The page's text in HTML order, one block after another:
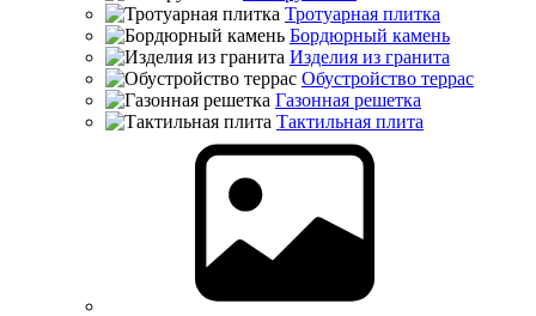
Тротуарная плитка
Бордюрный камень
Изделия из гранита
Обустройство террас
Газонная решетка
Тактильная плита